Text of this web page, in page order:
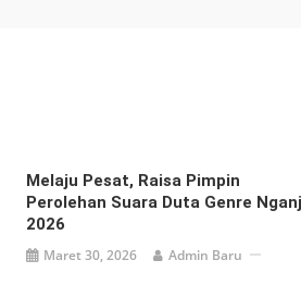
Melaju Pesat, Raisa Pimpin
Perolehan Suara Duta Genre
2026
Maret 30, 2026 Admin Baru